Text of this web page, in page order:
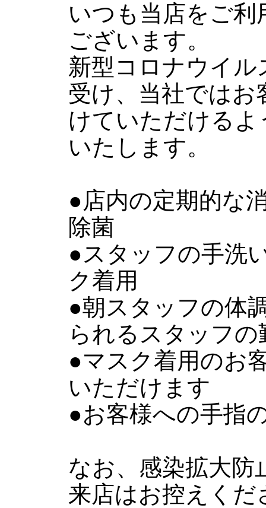
いつも当店をご
ございます。
新型コロナウイル
受け、当社ではお
けていただける
いたします。
●店内の定期的な
除菌
●スタッフの手洗
ク着用
●朝スタッフの体
られるスタッフの
●マスク着用のお
いただけます
●お客様への手指
なお、感染拡大防
来店はお控えくだ